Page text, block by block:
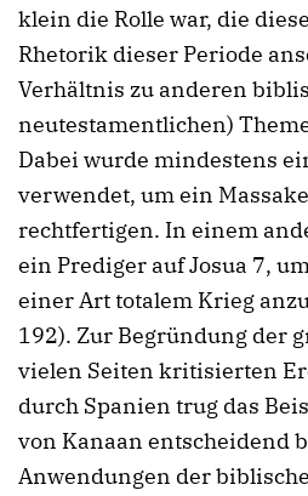
klein die Rolle war, die
Rhetorik dieser Periode
Verhältnis zu anderen
neutestamentlichen)
Dabei wurde mindestens
verwendet, um ein
rechtfertigen. In einem
ein Prediger auf Josua 7,
einer Art totalem Krieg
192). Zur Begründung der
vielen Seiten kritisierten
durch Spanien trug das
von Kanaan entscheidend
Anwendungen der